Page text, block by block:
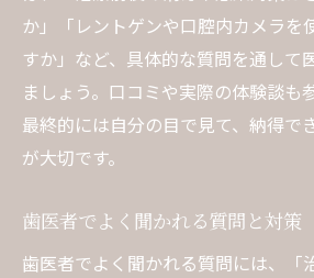
歯医者で親知らず治療の
親知らず治療前に必ず確
歯医者の説明で不安を減
親知らず治療の最悪シナ
歯医者で親知らずの疑問を
か」「レントゲンや口腔内カメラを
すか」など、具体的な質問を通して
ましょう。口コミや実際の体験談も
最終的には自分の目で見て、納得で
が大切です。
歯医者でよく聞かれる質問と対策
歯医者でよく聞かれる質問には、「